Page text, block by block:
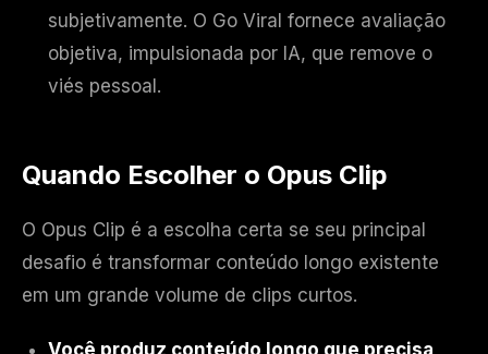
subjetivamente. O Go Viral fornece avaliação
objetiva, impulsionada por IA, que remove o
viés pessoal.
Quando Escolher o Opus Clip
O Opus Clip é a escolha certa se seu principal
desafio é transformar conteúdo longo existente
em um grande volume de clips curtos.
Você produz conteúdo longo que precisa